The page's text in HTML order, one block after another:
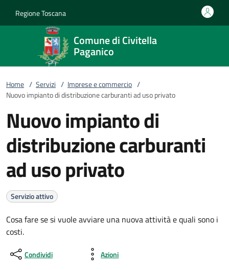
Regione Toscana
Comune di Civitella
Paganico
Home / Servizi / Imprese e commercio /
Nuovo impianto di distribuzione carburanti ad uso privato
Nuovo impianto di
distribuzione carburanti
ad uso privato
Servizio attivo
Cosa fare se si vuole avviare una nuova attività e quali sono i
costi.
Condividi Azioni